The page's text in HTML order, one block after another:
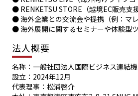
● RENKETSU STORE（越境EC販売支援
● 海外企業との交流会や提携（例：マレ
● 海外展開に関するセミナーや体験型
法人概要
名称：一般社団法人国際ビジネス連結
設立：2024年12月
代表理事：松浦啓介